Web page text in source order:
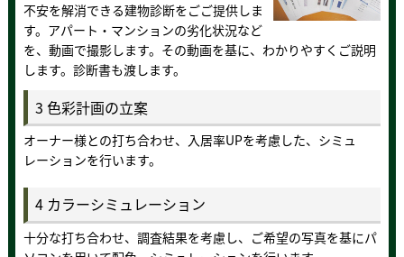
不安を解消できる建物診断をごご提供しま
す。アパート・マンションの劣化状況など
を、動画で撮影します。その動画を基に、わかりやすくご説明
します。診断書も渡します。
3 色彩計画の立案
オーナー様との打ち合わせ、入居率UPを考慮した、シミュ
レーションを行います。
4 カラーシミュレーション
十分な打ち合わせ、調査結果を考慮し、ご希望の写真を基にパ